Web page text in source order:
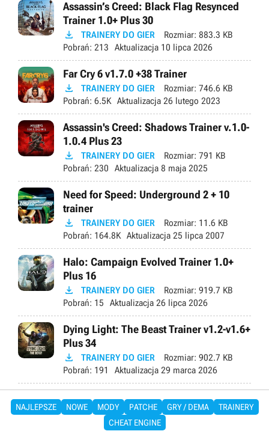
Assassin’s Creed: Black Flag Resynced
Trainer 1.0+ Plus 30
 TRAINERY DO GIER Rozmiar: 883.3 KB
Pobrań: 213 Aktualizacja 10 lipca 2026
Far Cry 6 v1.7.0 +38 Trainer
 TRAINERY DO GIER Rozmiar: 746.6 KB
Pobrań: 6.5K Aktualizacja 26 lutego 2023
Assassin's Creed: Shadows Trainer v.1.0-
1.0.4 Plus 23
 TRAINERY DO GIER Rozmiar: 791 KB
Pobrań: 230 Aktualizacja 8 maja 2025
Need for Speed: Underground 2 + 10
trainer
 TRAINERY DO GIER Rozmiar: 11.6 KB
Pobrań: 164.8K Aktualizacja 25 lipca 2007
Halo: Campaign Evolved Trainer 1.0+
Plus 16
 TRAINERY DO GIER Rozmiar: 919.7 KB
Pobrań: 15 Aktualizacja 26 lipca 2026
Dying Light: The Beast Trainer v1.2-v1.6+
Plus 34
 TRAINERY DO GIER Rozmiar: 902.7 KB
Pobrań: 191 Aktualizacja 29 marca 2026
NAJLEPSZE NOWE MODY PATCHE GRY / DEMA
TRAINERY
CHEAT ENGINE